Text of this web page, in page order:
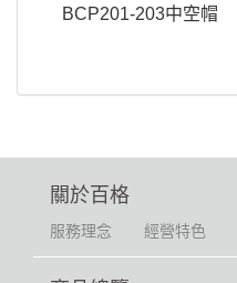
BCP201-203中空帽
關於百格
服務理念 經營特色